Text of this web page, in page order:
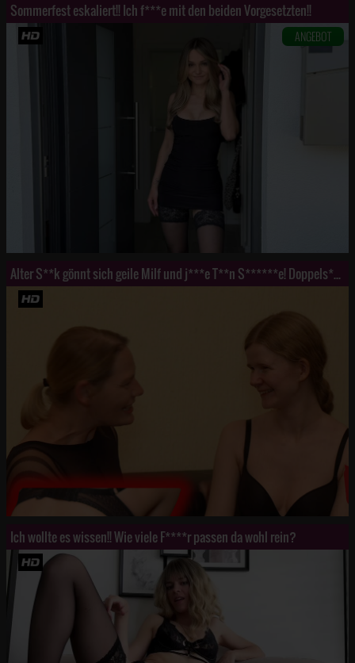
Sommerfest eskaliert!! Ich f***e mit den beiden Vorgesetzten!!
ANGEBOT
Alter S**k gönnt sich geile Milf und j***e T**n S******e! Doppels****t und g
Ich wollte es wissen!! Wie viele F****r passen da wohl rein?